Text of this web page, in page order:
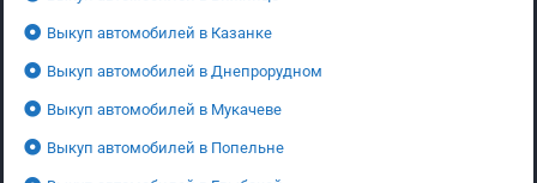
Выкуп автомобилей в Казанке
Выкуп автомобилей в Днепрорудном
Выкуп автомобилей в Мукачеве
Выкуп автомобилей в Попельне